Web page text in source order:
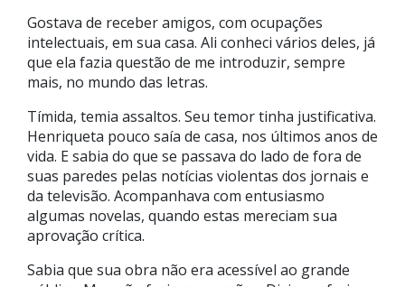
Gostava de receber amigos, com ocupações
intelectuais, em sua casa. Ali conheci vários deles, já
que ela fazia questão de me introduzir, sempre
mais, no mundo das letras.
Tímida, temia assaltos. Seu temor tinha justificativa.
Henriqueta pouco saía de casa, nos últimos anos de
vida. E sabia do que se passava do lado de fora de
suas paredes pelas notícias violentas dos jornais e
da televisão. Acompanhava com entusiasmo
algumas novelas, quando estas mereciam sua
aprovação crítica.
Sabia que sua obra não era acessível ao grande